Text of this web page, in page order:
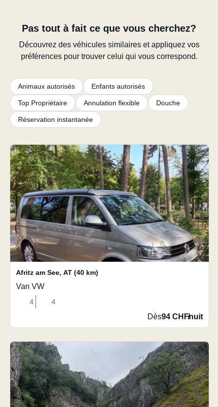
Pas tout à fait ce que vous cherchez?
Découvrez des véhicules similaires et appliquez vos
préférences pour trouver celui qui vous correspond.
Animaux autorisés Enfants autorisés
Top Propriétaire Annulation flexible Douche
Réservation instantanée
Afritz am See, AT (40 km)
Van VW
4 4
Dès94 CHF/nuit